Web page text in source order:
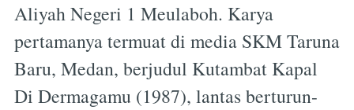
Aliyah Negeri 1 Meulaboh. Karya
pertamanya termuat di media SKM Taruna
Baru, Medan, berjudul Kutambat Kapal
Di Dermagamu (1987), lantas berturun-